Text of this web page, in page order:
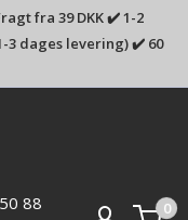
fra 39 DKK ✔️ 1-2
dages levering) ✔️ 60
88
0